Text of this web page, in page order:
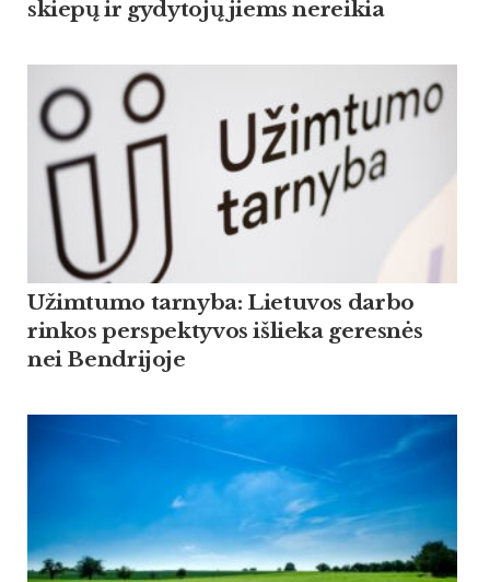
skiepų ir gydytojų jiems nereikia
Užimtumo tarnyba: Lietuvos darbo
rinkos perspektyvos išlieka geresnės
nei Bendrijoje